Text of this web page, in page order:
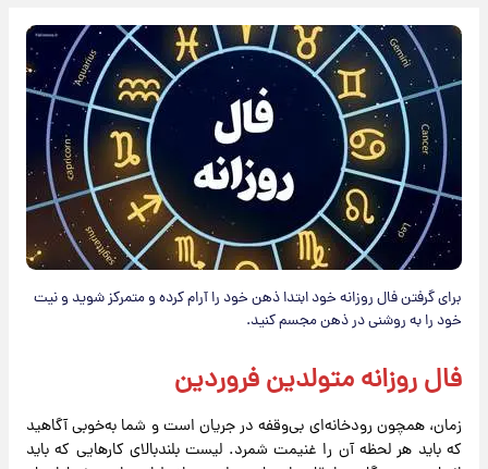
برای گرفتن فال روزانه خود ابتدا ذهن خود را آرام کرده و متمرکز شوید و نیت
خود را به روشنی در ذهن مجسم کنید.
فال روزانه متولدین فروردین
زمان، همچون رودخانه‌ای بی‌وقفه در جریان است و شما به‌خوبی آگاهید
که باید هر لحظه آن را غنیمت شمرد. لیست بلندبالای کارهایی که باید